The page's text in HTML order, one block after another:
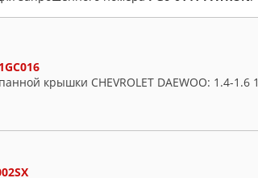
крышки CHEVROLET DAEWOO: 1.4-1.6